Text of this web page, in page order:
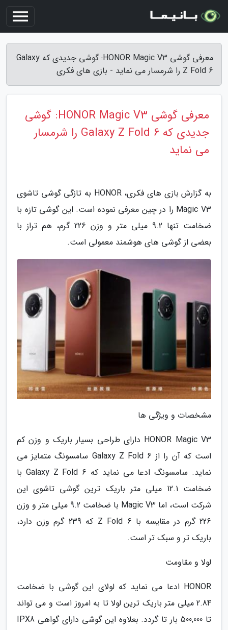
معرفی گوشی HONOR Magic V3: گوشی جدیدی که Galaxy
Z Fold 6 را شرمسار می نماید - بازی های فکری
معرفی گوشی HONOR Magic V3: گوشی
جدیدی که Galaxy Z Fold 6 را شرمسار
می نماید
به گزارش بازی های فکری، HONOR به تازگی گوشی تاشوی
Magic V3 را در چین معرفی نموده است. این گوشی تازه با
ضخامت تنها 9.2 میلی متر و وزن 226 گرم، هم تراز با
بعضی از گوشی های هوشمند معمولی است.
مشخصات و ویژگی ها
HONOR Magic V3 دارای طراحی بسیار باریک و وزن کم
است که آن را از Galaxy Z Fold 6 سامسونگ متمایز می
نماید. سامسونگ ادعا می نماید که Galaxy Z Fold 6 با
ضخامت 12.1 میلی متر باریک ترین گوشی تاشوی این
شرکت است، اما Magic V3 با ضخامت 9.2 میلی متر و وزن
226 گرم در مقایسه با Z Fold 6 که 239 گرم وزن دارد،
باریک تر و سبک تر است.
لولا و مقاومت
HONOR ادعا می نماید که لولای این گوشی با ضخامت
2.84 میلی متر باریک ترین لولا تا به امروز است و می تواند
تا 500,000 بار تا گردد. بعلاوه این گوشی دارای گواهی IPX8